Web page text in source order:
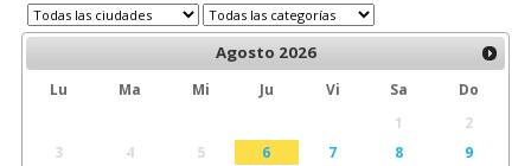
Agosto 2026
Lu Ma Mi Ju Vi Sa
Do
1
2
3
4 5 6 7 8
9